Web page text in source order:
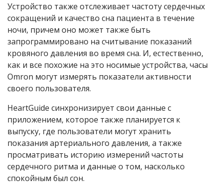
Устройство также отслеживает частоту сердечных
сокращений и качество сна пациента в течение
ночи, причем оно может также быть
запрограммировано на считывание показаний
кровяного давления во время сна. И, естественно,
как и все похожие на это носимые устройства, часы
Omron могут измерять показатели активности
своего пользователя.
HeartGuide синхронизирует свои данные с
приложением, которое также планируется к
выпуску, где пользователи могут хранить
показания артериального давления, а также
просматривать историю измерений частоты
сердечного ритма и данные о том, насколько
спокойным был сон.